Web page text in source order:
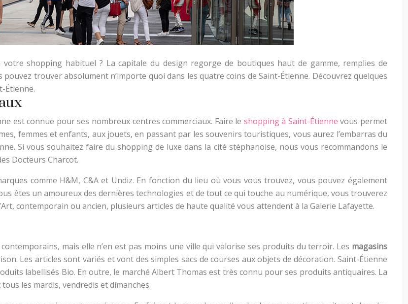
shopping habituel ? La capitale du design regorge de boutiques haut de gamme, remplies de
trouver absolument n’importe quoi dans les quatre coins de Saint-Étienne. Découvrez quelques
Étienne.
est connue pour ses nombreux centres commerciaux. Faire le shopping à Saint-Étienne vous permet
femmes et enfants, aux jouets, en passant par les souvenirs touristiques, vous aurez l’embarras du
Si vous souhaitez faire du shopping de luxe dans la cité stéphanoise, nous vous recommandons le
Docteurs Charcot.
comme H&M, C&A et Undiz. En fonction du lieu où vous vous trouvez, vous pouvez également
êtes un amoureux des dernières technologies et de tout ce qui touche au numérique, vous trouverez
contemporain ou ancien, plusieurs articles de haute qualité vous attendent à la Galerie Lafayette.
mais elle n’en est pas moins une ville qui valorise ses produits du terroir. Les magasins
Les articles sont variés et vont des simples sacs de courses aux objets de décoration. Saint-Étienne
labellisés Bio. En outre, le marché Albert Thomas est très connu pour ses produits antiquaires. La
les mardis, vendredis et dimanches.